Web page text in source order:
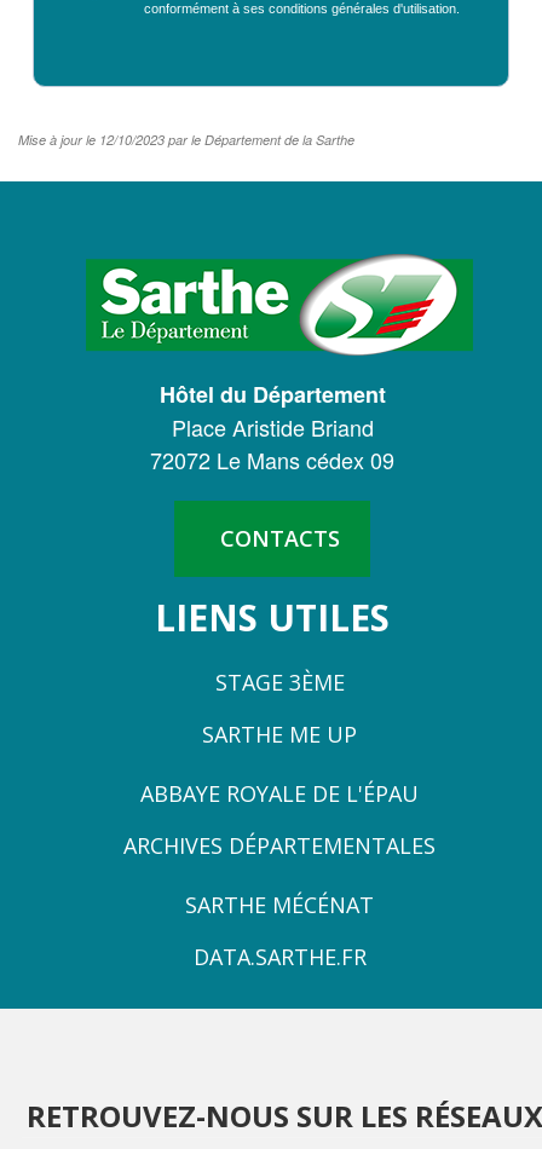
conformément à ses conditions générales d'utilisation.
Mise à jour le 12/10/2023 par le Département de la Sarthe
CONSEIL
DÉPARTEMENTAL
SARTHE
Hôtel du Département
Place Aristide Briand
72072 Le Mans cédex 09
CONTACTS
LIENS UTILES
STAGE 3ÈME
SARTHE ME UP
ZONEABBAYE ROYALE DE L'ÉPAU
ARCHIVES DÉPARTEMENTALES
SARTHE MÉCÉNAT
DATA.SARTHE.FR
RETROUVEZ-NOUS SUR LES RÉSEAUX